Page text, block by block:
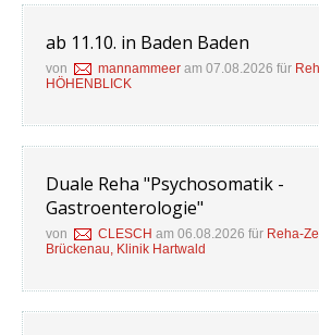
ab 11.10. in Baden Baden
von mannammeer am 07.08.2026 für
HÖHENBLICK
Duale Reha "Psychosomatik -
Gastroenterologie"
von CLESCH am 06.08.2026 für Reha-
Brückenau, Klinik Hartwald